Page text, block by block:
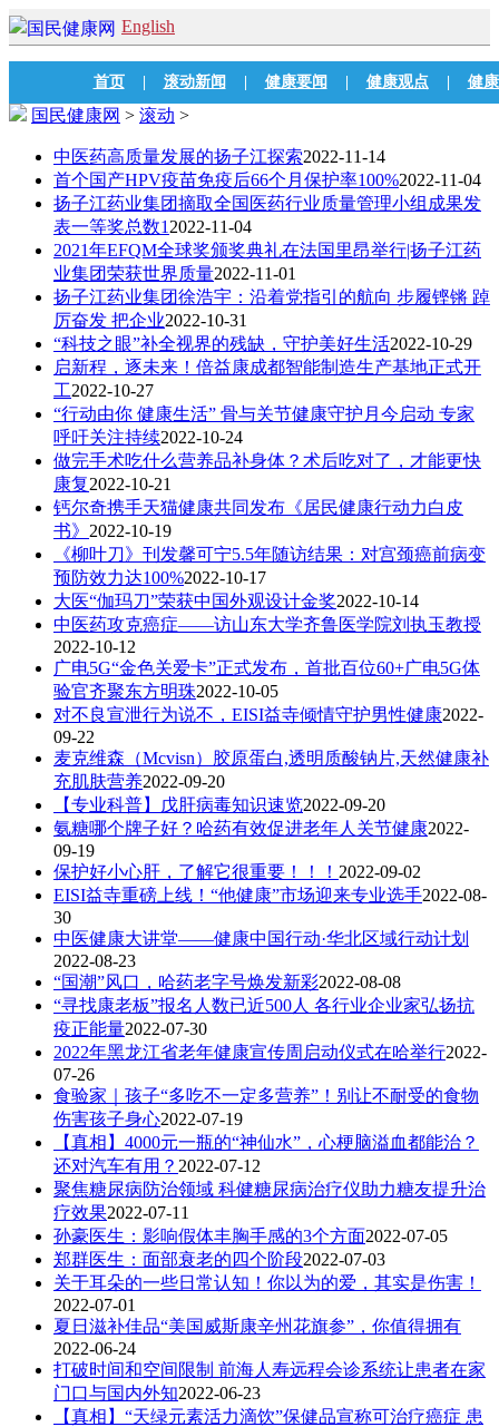
English
首页 滚动新闻 健康要闻 健康观点 健
国民健康网 > 滚动 >
中医药高质量发展的扬子江探索2022-11-14
首个国产HPV疫苗免疫后66个月保护率100%2022-11-04
扬子江药业集团摘取全国医药行业质量管理小组成果发
表一等奖总数1 2022-11-04
2021年EFQM全球奖颁奖典礼在法国里昂举行|扬子江药
业集团荣获世界质量2022-11-01
扬子江药业集团徐浩宇：沿着党指引的航向 步履铿锵 踔
厉奋发 把企业2022-10-31
“科技之眼”补全视界的残缺，守护美好生活2022-10-29
启新程，逐未来！倍益康成都智能制造生产基地正式开
工2022-10-27
“行动由你 健康生活” 骨与关节健康守护月今启动 专家
呼吁关注持续2022-10-24
做完手术吃什么营养品补身体？术后吃对了，才能更快
康复2022-10-21
钙尔奇携手天猫健康共同发布《居民健康行动力白皮
书》 2022-10-19
《柳叶刀》刊发馨可宁5.5年随访结果：对宫颈癌前病变
预防效力达100%2022-10-17
大医“伽玛刀”荣获中国外观设计金奖2022-10-14
中医药攻克癌症——访山东大学齐鲁医学院刘执玉教授
2022-10-12
广电5G“金色关爱卡”正式发布，首批百位60+广电5G体
验官齐聚东方明珠2022-10-05
对不良宣泄行为说不，EISI益寺倾情守护男性健康2022-
09-22
麦克维森（Mcvisn）胶原蛋白,透明质酸钠片,天然健康补
充肌肤营养2022-09-20
【专业科普】戊肝病毒知识速览2022-09-20
氨糖哪个牌子好？哈药有效促进老年人关节健康2022-
09-19
保护好小心肝，了解它很重要！！！ 2022-09-02
EISI益寺重磅上线！“他健康”市场迎来专业选手2022-08-
30
中医健康大讲堂——健康中国行动·华北区域行动计划
2022-08-23
“国潮”风口，哈药老字号焕发新彩2022-08-08
“寻找康老板”报名人数已近500人 各行业企业家弘扬抗
疫正能量2022-07-30
2022年黑龙江省老年健康宣传周启动仪式在哈举行2022-
07-26
食验家｜孩子“多吃不一定多营养”！别让不耐受的食物
伤害孩子身心2022-07-19
【真相】4000元一瓶的“神仙水”，心梗脑溢血都能治？
还对汽车有用？ 2022-07-12
聚焦糖尿病防治领域 科健糖尿病治疗仪助力糖友提升治
疗效果2022-07-11
孙豪医生：影响假体丰胸手感的3个方面2022-07-05
郑群医生：面部衰老的四个阶段2022-07-03
关于耳朵的一些日常认知！你以为的爱，其实是伤害！
2022-07-01
夏日滋补佳品“美国威斯康辛州花旗参”，你值得拥有
2022-06-24
打破时间和空间限制 前海人寿远程会诊系统让患者在家
门口与国内外知2022-06-23
【真相】“天绿元素活力滴饮”保健品宣称可治疗癌症 患